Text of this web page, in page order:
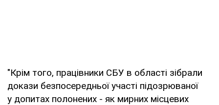
"Крім того, працівники СБУ в області зібрали
докази безпосередньої участі підозрюваної
у допитах полонених - як мирних місцевих